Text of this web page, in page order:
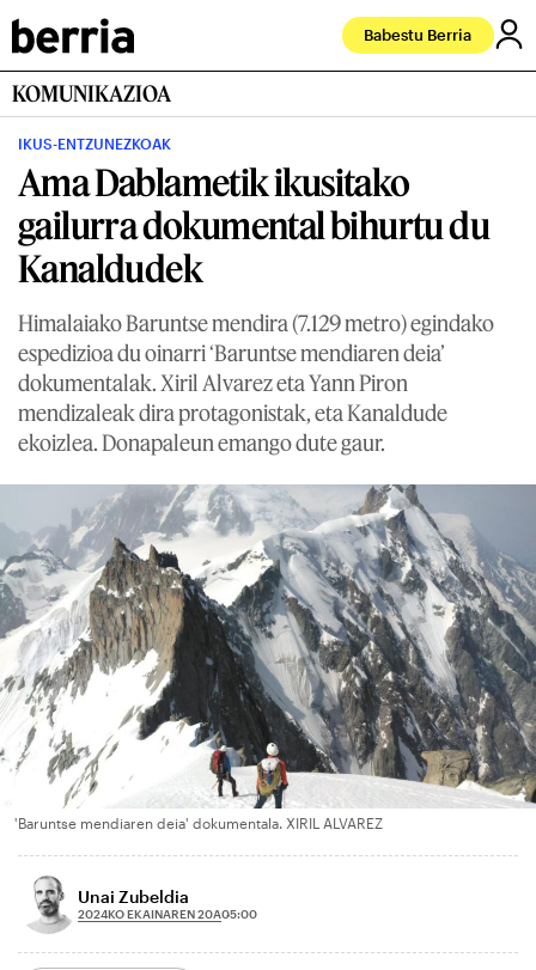
Babestu Berria
KOMUNIKAZIOA
IKUS-ENTZUNEZKOAK
Ama Dablametik ikusitako
gailurra dokumental bihurtu du
Kanaldudek
Himalaiako Baruntse mendira (7.129 metro) egindako
espedizioa du oinarri ‘Baruntse mendiaren deia’
dokumentalak. Xiril Alvarez eta Yann Piron
mendizaleak dira protagonistak, eta Kanaldude
ekoizlea. Donapaleun emango dute gaur.
'Baruntse mendiaren deia' dokumentala. XIRIL ALVAREZ
Unai Zubeldia
2024KO EKAINAREN 20A05:00